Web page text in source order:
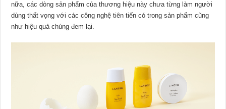
nữa, các dòng sản phẩm của thương hiệu này chưa từng làm người
dùng thất vọng với các công nghệ tiên tiến có trong sản phẩm cũng
như hiệu quả chúng đem lại.